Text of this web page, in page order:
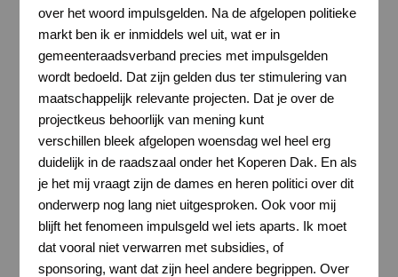
over het woord impulsgelden. Na de afgelopen politieke
markt ben ik er inmiddels wel uit, wat er in
gemeenteraadsverband precies met impulsgelden
wordt bedoeld. Dat zijn gelden dus ter stimulering van
maatschappelijk relevante projecten. Dat je over de
projectkeus behoorlijk van mening kunt
verschillen bleek afgelopen woensdag wel heel erg
duidelijk in de raadszaal onder het Koperen Dak. En als
je het mij vraagt zijn de dames en heren politici over dit
onderwerp nog lang niet uitgesproken. Ook voor mij
blijft het fenomeen impulsgeld wel iets aparts. Ik moet
dat vooral niet verwarren met subsidies, of
sponsoring, want dat zijn heel andere begrippen. Over